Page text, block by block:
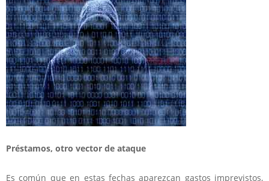
Préstamos, otro vector de ataque
Es común que en estas fechas aparezcan gastos imprevistos,